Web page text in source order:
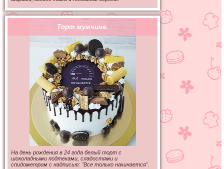
Торт мужчине.
На день рождения в 24 года белый торт с
шоколадными подтеками, сладостями и
спидометром с надписью: "Все только начинается".